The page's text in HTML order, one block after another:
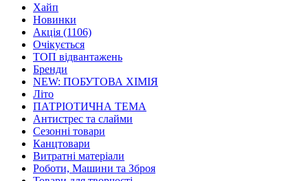
Хайп
Новинки
Акція (1106)
Очікується
ТОП відвантажень
Бренди
NEW: ПОБУТОВА ХІМІЯ
Літо
ПАТРІОТИЧНА ТЕМА
Антистрес та слайми
Сезонні товари
Канцтовари
Витратні матеріали
Роботи, Машини та Зброя